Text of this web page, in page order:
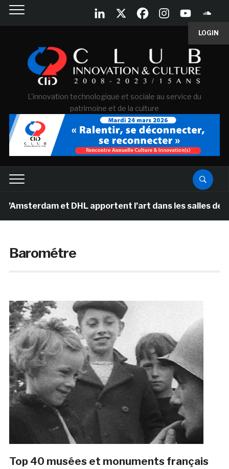
LOGIN
L'innovation technologique et sociale au service du
patrimoine et de la culture
et DHL apportent l’art dans les salles de classe
Barométre
Top 40 musées et monuments français